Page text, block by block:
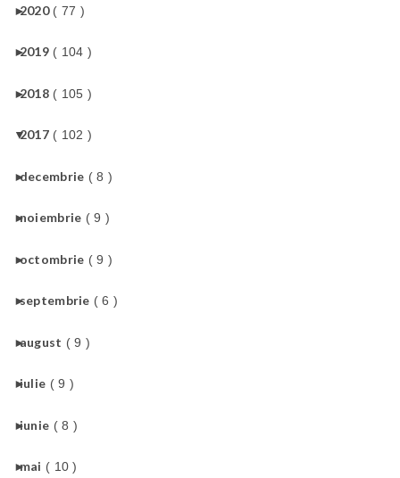
►
2020 ( 77 )
►
2019 ( 104 )
►
2018 ( 105 )
▼
2017 ( 102 )
►
decembrie ( 8 )
►
noiembrie ( 9 )
►
octombrie ( 9 )
►
septembrie ( 6 )
►
august ( 9 )
►
iulie ( 9 )
►
iunie ( 8 )
►
mai ( 10 )